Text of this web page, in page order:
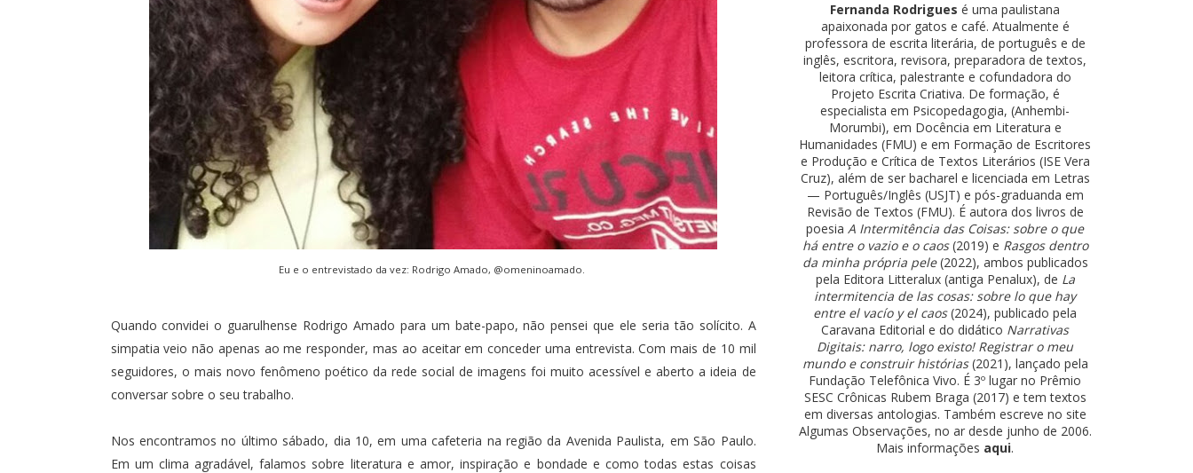
Eu e o entrevistado da vez: Rodrigo Amado, @omeninoamado.
Quando convidei o guarulhense Rodrigo Amado para um bate-papo, não pensei que ele seria tão solícito. A
simpatia veio não apenas ao me responder, mas ao aceitar em conceder uma entrevista. Com mais de 10 mil
seguidores, o mais novo fenômeno poético da rede social de imagens foi muito acessível e aberto a ideia de
conversar sobre o seu trabalho.
Nos encontramos no último sábado, dia 10, em uma cafeteria na região da Avenida Paulista, em São Paulo.
Em um clima agradável, falamos sobre literatura e amor, inspiração e bondade e como todas estas coisas
Fernanda Rodrigues é uma paulistana
apaixonada por gatos e café. Atualmente é
professora de escrita literária, de português e de
inglês, escritora, revisora, preparadora de textos,
leitora crítica, palestrante e cofundadora do
Projeto Escrita Criativa. De formação, é
especialista em Psicopedagogia, (Anhembi-
Morumbi), em Docência em Literatura e
Humanidades (FMU) e em Formação de Escritores
e Produção e Crítica de Textos Literários (ISE Vera
Cruz), além de ser bacharel e licenciada em Letras
— Português/Inglês (USJT) e pós-graduanda em
Revisão de Textos (FMU). É autora dos livros de
poesia A Intermitência das Coisas: sobre o que
há entre o vazio e o caos(2019) e Rasgos dentro
da minha própria pele(2022), ambos publicados
pela Editora Litteralux (antiga Penalux), de La
intermitencia de las cosas: sobre lo que hay
entre el vacío y el caos(2024), publicado pela
Caravana Editorial e do didático Narrativas
Digitais: narro, logo existo! Registrar o meu
mundo e construir histórias(2021), lançado pela
Fundação Telefônica Vivo. É 3º lugar no Prêmio
SESC Crônicas Rubem Braga (2017) e tem textos
em diversas antologias. Também escreve no site
Algumas Observações, no ar desde junho de 2006.
Mais informações aqui.